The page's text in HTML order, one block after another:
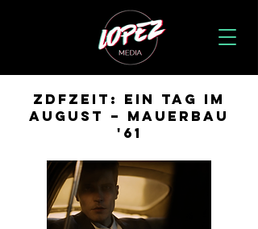
ZDFzeit: Ein Tag im
August – Mauerbau
'61